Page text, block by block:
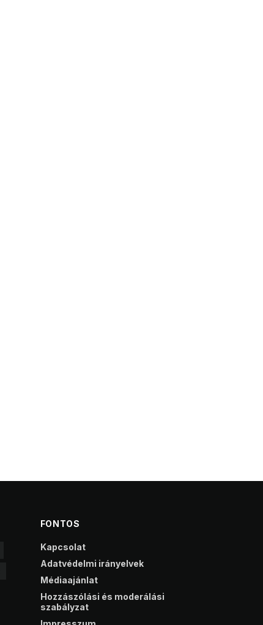
FONTOS
Kapcsolat
Adatvédelmi irányelvek
Médiaajánlat
Hozzászólási és moderálási
szabályzat